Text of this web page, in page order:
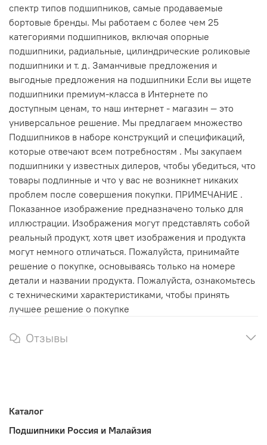
спектр типов подшипников, самые продаваемые
бортовые бренды. Мы работаем с более чем 25
категориями подшипников, включая опорные
подшипники, радиальные, цилиндрические роликовые
подшипники и т. д. Заманчивые предложения и
выгодные предложения на подшипники Если вы ищете
подшипники премиум-класса в Интернете по
доступным ценам, то наш интернет - магазин — это
универсальное решение. Мы предлагаем множество
Подшипников в наборе конструкций и спецификаций,
которые отвечают всем потребностям . Мы закупаем
подшипники у известных дилеров, чтобы убедиться, что
товары подлинные и что у вас не возникнет никаких
проблем после совершения покупки. ПРИМЕЧАНИЕ .
Показанное изображение предназначено только для
иллюстрации. Изображения могут представлять собой
реальный продукт, хотя цвет изображения и продукта
могут немного отличаться. Пожалуйста, принимайте
решение о покупке, основываясь только на номере
детали и названии продукта. Пожалуйста, ознакомьтесь
с техническими характеристиками, чтобы принять
лучшее решение о покупке
Отзывы
Каталог
Подшипники Россия и Малайзия